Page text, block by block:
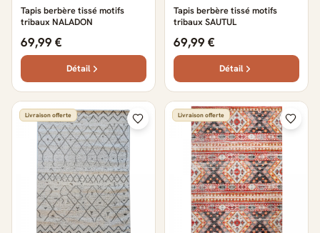
Tapis berbère tissé motifs
tribaux NALADON
69,99 €
Détail
Tapis berbère tissé motifs
tribaux SAUTUL
69,99 €
Détail
Livraison offerte Livraison offerte